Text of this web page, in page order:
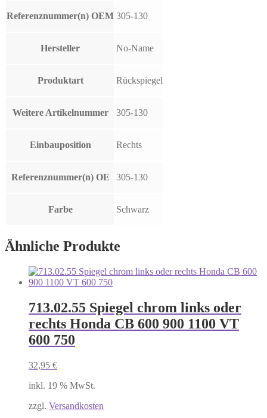
Referenznummer(n) OEM 305-130
Hersteller No-Name
Produktart Rückspiegel
Weitere Artikelnummer 305-130
Einbauposition Rechts
Referenznummer(n) OE 305-130
Farbe Schwarz
Ähnliche Produkte
713.02.55 Spiegel chrom links oder
rechts Honda CB 600 900 1100 VT
600 750
32,95 €
inkl. 19 % MwSt.
zzgl. Versandkosten